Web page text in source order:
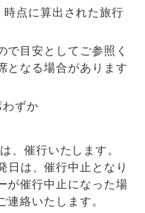
点に算出された旅行
目安としてご参照く
となる場合があります
ずか
、催行いたします。
日は、催行中止となり
が催行中止になった場
連絡いたします。